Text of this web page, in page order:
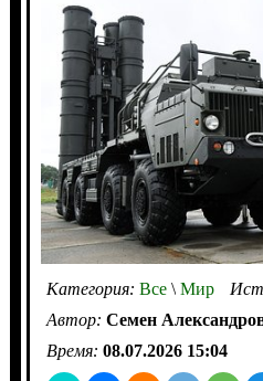
Категория: Все\Мир
Автор: Семен
Время: 08.07.2026 15:04